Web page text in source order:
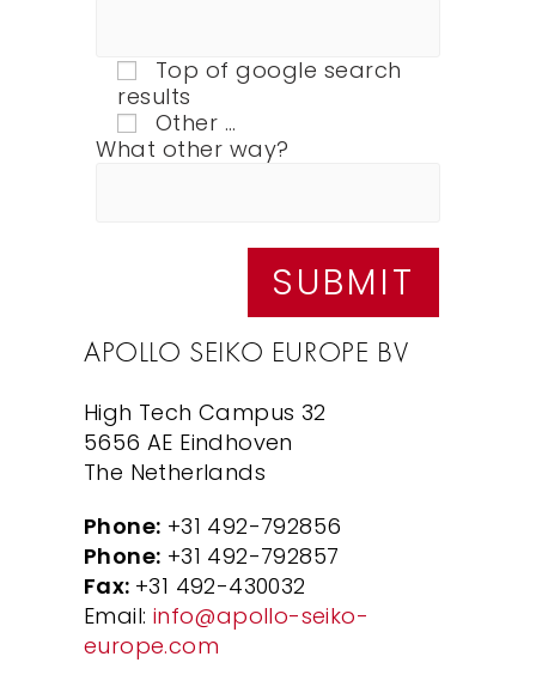
Top of google search
results
Other …
What other way?
APOLLO SEIKO EUROPE BV
High Tech Campus 32
5656 AE Eindhoven
The Netherlands
Phone: +31 492-792856
Phone: +31 492-792857
Fax: +31 492-430032
Email: info@apollo-seiko-
europe.com